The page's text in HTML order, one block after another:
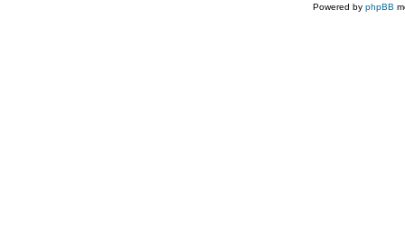
Powered by phpBB